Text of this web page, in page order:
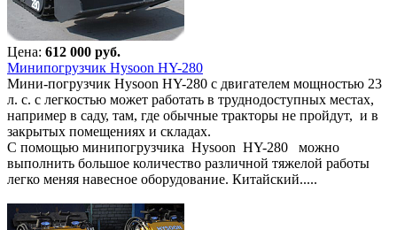
Цена: 612 000 руб.
Минипогрузчик Hysoon HY-280
Мини-погрузчик Hysoon HY-280 с двигателем мощностью 23
л. с. с легкостью может работать в труднодоступных местах,
например в саду, там, где обычные тракторы не пройдут, и в
закрытых помещениях и складах.
С помощью минипогрузчика Hysoon HY-280 можно
выполнить большое количество различной тяжелой работы
легко меняя навесное оборудование. Китайский.....